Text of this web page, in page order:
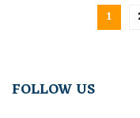
1
FOLLOW US